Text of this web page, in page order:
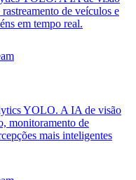
de veículos e
em tempo real.
YOLO. A IA de visão
monitoramento de
mais inteligentes